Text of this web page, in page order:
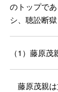
のトップで
シ、聴訟断
（1）藤原
藤原茂親